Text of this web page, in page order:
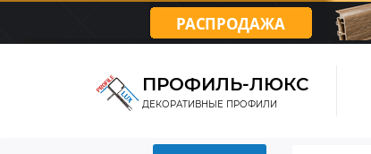
ПРОФИЛЬ-ЛЮКС
ДЕКОРАТИВНЫЕ ПРОФИЛИ